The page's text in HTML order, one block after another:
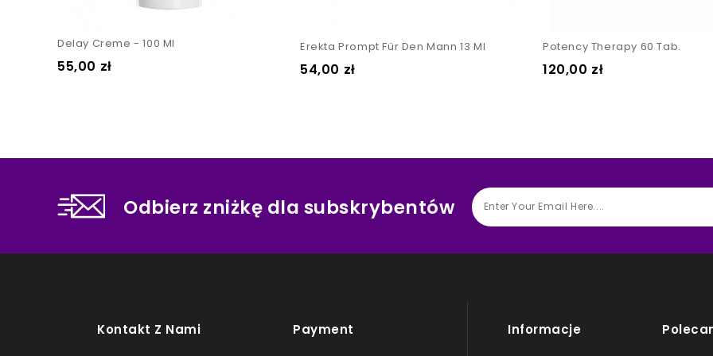
Delay Creme - 100 Ml
Cena
55,00 zł
Erekta Prompt Für Den Mann 13 Ml
Cena
54,00 zł
Potency Therapy 60 Tab.
Cena
120,00 zł
Odbierz zniżkę dla subskrybentów
Kontakt Z Nami Payment Informacje